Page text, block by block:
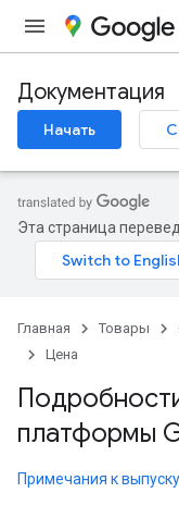
Документация
Начать
Эта страница
Главная Товары
Цена
платформы
Примечания к выпуску